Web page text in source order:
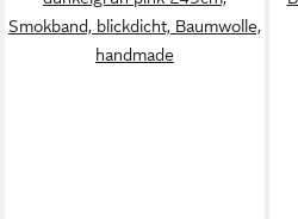
Smokband, blickdicht, Baumwolle,
handmade